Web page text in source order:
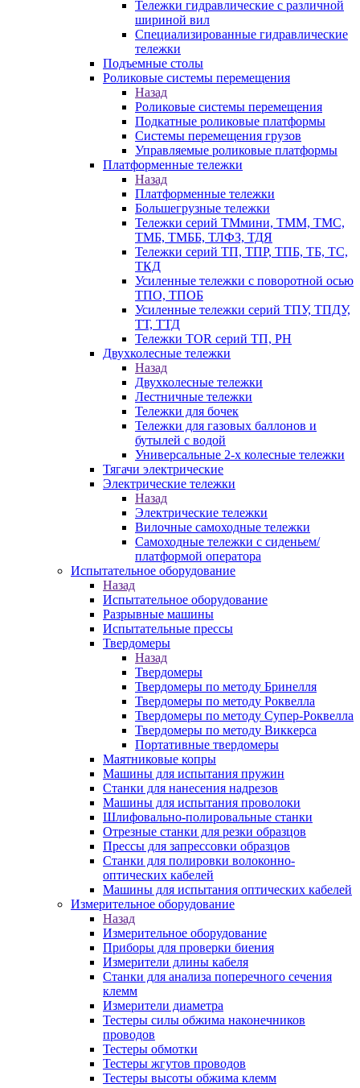
Тележки гидравлические с различной
шириной вил
Специализированные гидравлические
тележки
Подъемные столы
Роликовые системы перемещения
Назад
Роликовые системы перемещения
Подкатные роликовые платформы
Системы перемещения грузов
Управляемые роликовые платформы
Платформенные тележки
Назад
Платформенные тележки
Большегрузные тележки
Тележки серий ТМмини, ТММ, ТМС,
ТМБ, ТМББ, ТЛФЗ, ТДЯ
Тележки серий ТП, ТПР, ТПБ, ТБ, ТС,
ТКД
Усиленные тележки с поворотной осью
ТПО, ТПОБ
Усиленные тележки серий ТПУ, ТПДУ,
ТТ, ТТД
Тележки TOR серий ТП, PH
Двухколесные тележки
Назад
Двухколесные тележки
Лестничные тележки
Тележки для бочек
Тележки для газовых баллонов и
бутылей с водой
Универсальные 2-х колесные тележки
Тягачи электрические
Электрические тележки
Назад
Электрические тележки
Вилочные самоходные тележки
Самоходные тележки с сиденьем/
платформой оператора
Испытательное оборудование
Назад
Испытательное оборудование
Разрывные машины
Испытательные прессы
Твердомеры
Назад
Твердомеры
Твердомеры по методу Бринелля
Твердомеры по методу Роквелла
Твердомеры по методу Супер-Роквелла
Твердомеры по методу Виккерса
Портативные твердомеры
Маятниковые копры
Машины для испытания пружин
Станки для нанесения надрезов
Машины для испытания проволоки
Шлифовально-полировальные станки
Отрезные станки для резки образцов
Прессы для запрессовки образцов
Станки для полировки волоконно-
оптических кабелей
Машины для испытания оптических кабелей
Измерительное оборудование
Назад
Измерительное оборудование
Приборы для проверки биения
Измерители длины кабеля
Станки для анализа поперечного сечения
клемм
Измерители диаметра
Тестеры силы обжима наконечников
проводов
Тестеры обмотки
Тестеры жгутов проводов
Тестеры высоты обжима клемм